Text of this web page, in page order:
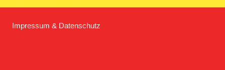
Impressum & Datenschutz